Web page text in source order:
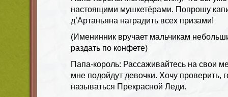
настоящими мушкетёрами. Попрошу
д’Артаньяна наградить всех призами!
(Именинник вручает мальчикам
раздать по конфете)
Папа-король: Рассаживайтесь на свои
мне подойдут девочки. Хочу проверить,
называться Прекрасной Леди.